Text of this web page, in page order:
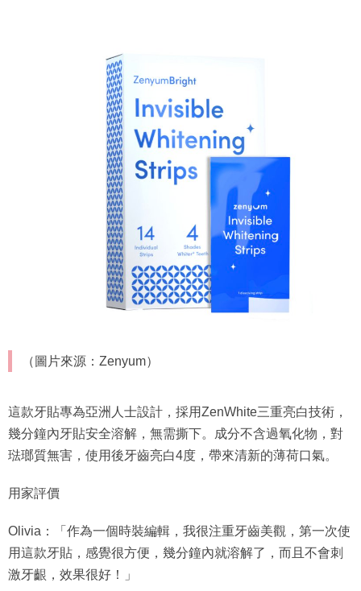
（圖片來源：Zenyum）
這款牙貼專為亞洲人士設計，採用ZenWhite三重亮白技術，
幾分鐘內牙貼安全溶解，無需撕下。成分不含過氧化物，對
琺瑯質無害，使用後牙齒亮白4度，帶來清新的薄荷口氣。
用家評價
Olivia：「作為一個時裝編輯，我很注重牙齒美觀，第一次使
用這款牙貼，感覺很方便，幾分鐘內就溶解了，而且不會刺
激牙齦，效果很好！」